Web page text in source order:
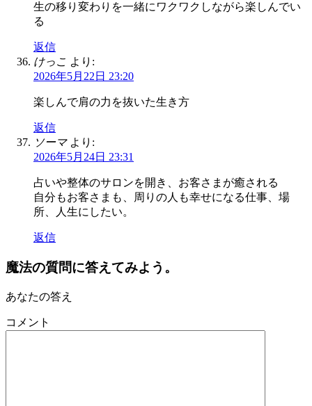
生の移り変わりを一緒にワクワクしながら楽しんでい
る
返信
けっこ より:
2026年5月22日 23:20
楽しんで肩の力を抜いた生き方
返信
ソーマ より:
2026年5月24日 23:31
占いや整体のサロンを開き、お客さまが癒される
自分もお客さまも、周りの人も幸せになる仕事、場
所、人生にしたい。
返信
魔法の質問に答えてみよう。
あなたの答え
コメント